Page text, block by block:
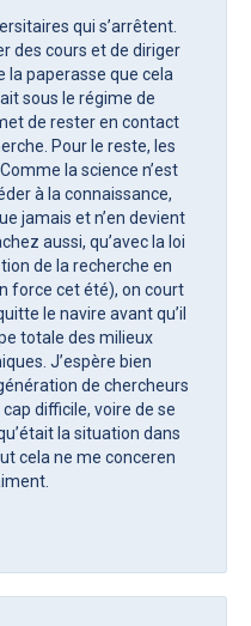
qui s’arrêtent.
des cours et de diriger
la paperasse que cela
sous le régime de
de rester en contact
Pour le reste, les
la science n’est
à la connaissance,
jamais et n’en devient
aussi, qu’avec la loi
de la recherche en
force cet été), on court
le navire avant qu’il
totale des milieux
J’espère bien
de chercheurs
difficile, voire de se
la situation dans
cela ne me conceren